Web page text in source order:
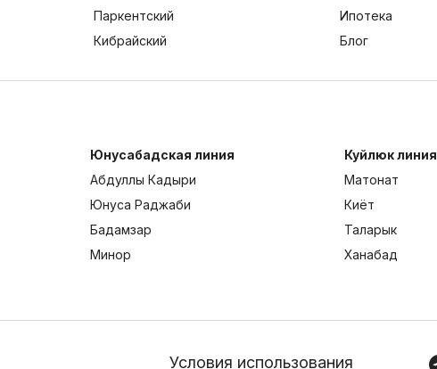
Паркентский
Кибрайский
Ипотека
Блог
Юнусабадская линия
Абдуллы Кадыри
Юнуса Раджаби
Бадамзар
Минор
Куйлюк линия
Матонат
Киёт
Таларык
Ханабад
Условия использования